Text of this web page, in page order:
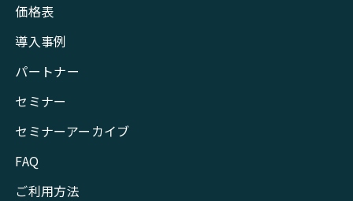
価格表
導入事例
パートナー
セミナー
セミナーアーカイブ
FAQ
ご利用方法